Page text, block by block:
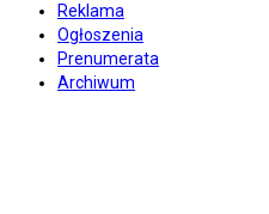
Reklama
Ogłoszenia
Prenumerata
Archiwum